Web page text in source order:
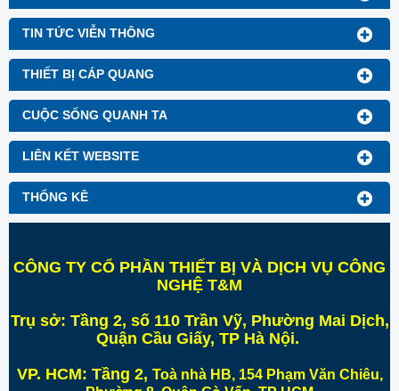
TIN TỨC VIỄN THÔNG
THIẾT BỊ CÁP QUANG
CUỘC SỐNG QUANH TA
LIÊN KẾT WEBSITE
THỐNG KÊ
CÔNG TY CỔ PHẦN THIẾT BỊ VÀ DỊCH VỤ CÔNG
NGHỆ T&M
Trụ sở: Tầng 2, số 110 Trần Vỹ, Phường Mai Dịch,
Quận Cầu Giấy, TP Hà Nội.
VP. HCM: Tầng 2, Toà nhà HB, 154 Phạm Văn Chiêu,